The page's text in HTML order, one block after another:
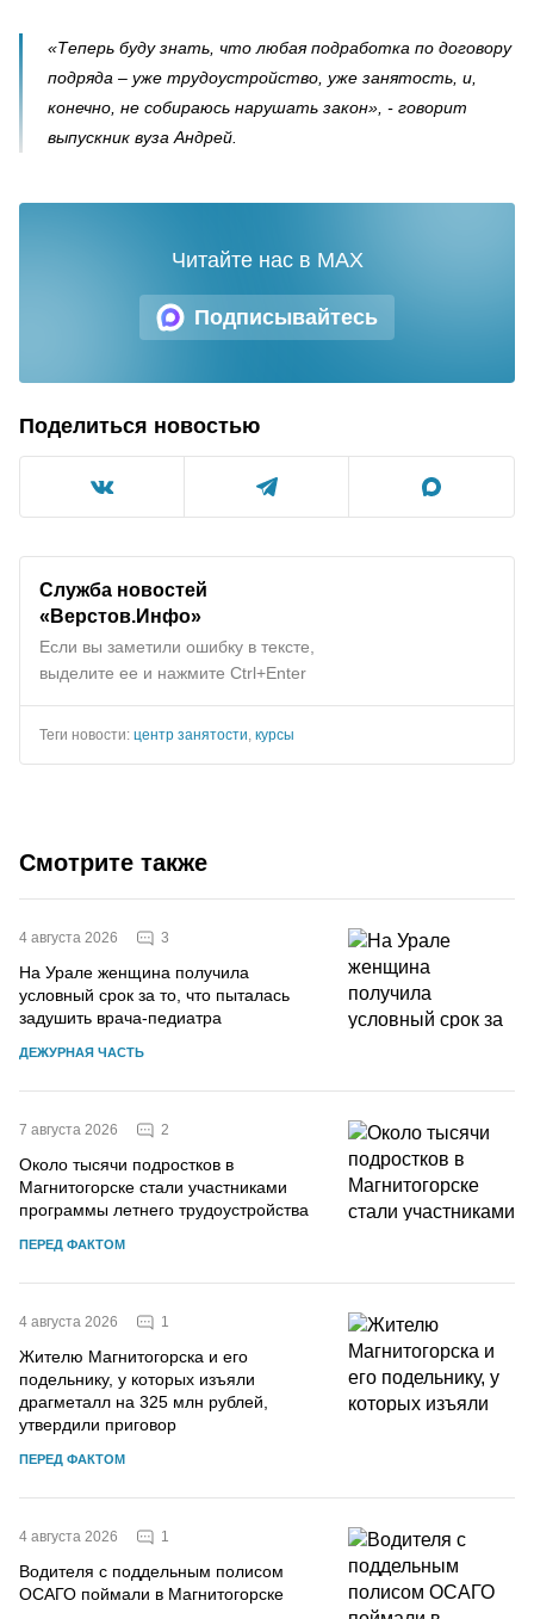
«Теперь буду знать, что любая подработка по договору
подряда – уже трудоустройство, уже занятость, и,
конечно, не собираюсь нарушать закон», - говорит
выпускник вуза Андрей.
Подписывайтесь
Читайте нас в MAX
Поделиться новостью
Служба новостей
«Верстов.Инфо»
Если вы заметили ошибку в тексте,
выделите ее и нажмите Ctrl+Enter
Теги новости: центр занятости, курсы
Смотрите также
4 августа 2026 3
На Урале женщина получила
условный срок за то, что пыталась
задушить врача-педиатра
ДЕЖУРНАЯ ЧАСТЬ
7 августа 2026 2
Около тысячи подростков в
Магнитогорске стали участниками
программы летнего трудоустройства
ПЕРЕД ФАКТОМ
4 августа 2026 1
Жителю Магнитогорска и его
подельнику, у которых изъяли
драгметалл на 325 млн рублей,
утвердили приговор
ПЕРЕД ФАКТОМ
4 августа 2026 1
Водителя с поддельным полисом
ОСАГО поймали в Магнитогорске